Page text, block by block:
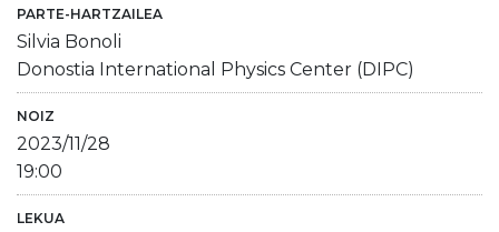
PARTE-HARTZAILEA
Silvia Bonoli
Donostia International Physics Center (DIPC)
NOIZ
2023/11/28
19:00
LEKUA